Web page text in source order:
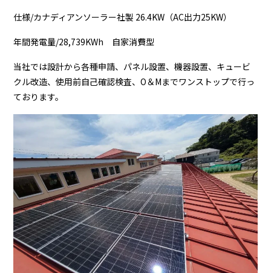
仕様/カナディアンソーラー社製 26.4KW（AC出力25KW）
年間発電量/28,739KWh 自家消費型
当社では設計から各種申請、パネル設置、機器設置、キュービ
クル改造、使用前自己確認検査、O＆Mまでワンストップで行っ
ております。